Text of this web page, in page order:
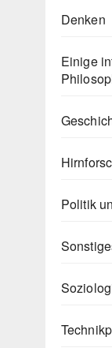
Denken
Einige
Politik